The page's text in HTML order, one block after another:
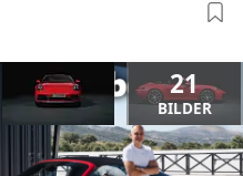
21
BILDER
ANZEIGE